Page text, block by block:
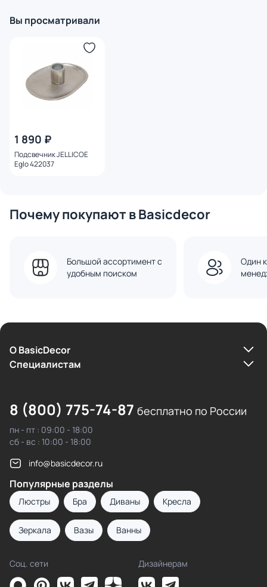
Вы просматривали
1 890 ₽
Подсвечник JELLICOE
Eglo 422037
Почему покупают в Basicdecor
Большой ассортимент с
удобным поиском
Один
О BasicDecor
Cпециалистам
8 (800) 775-74-87 бесплатно по России
пн - пт : 09:00 - 18:00
сб - вс : 10:00 - 18:00
info@basicdecor.ru
Популярные разделы
Люстры Бра Диваны Кресла
Зеркала Вазы Ванны
Соц. сети Дизайнерам